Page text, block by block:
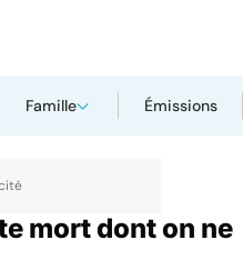
Famille Émissions
mort dont on ne